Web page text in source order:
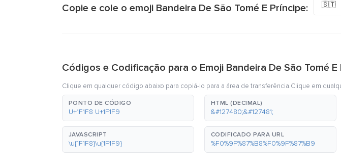
Copie e cole o emoji Bandeira De São Tomé E Príncipe: 🇸🇹
Códigos e Codificação para o Emoji Bandeira De São Tomé E
Clique em qualquer código abaixo para copiá-lo para a área de transferência.Clique em
PONTO DE CÓDIGO
U+1F1F8 U+1F1F9
HTML (DECIMAL)
&#127480;&#127481;
JAVASCRIPT
\u{1F1F8}\u{1F1F9}
CODIFICADO PARA URL
%F0%9F%87%B8%F0%9F%87%B9